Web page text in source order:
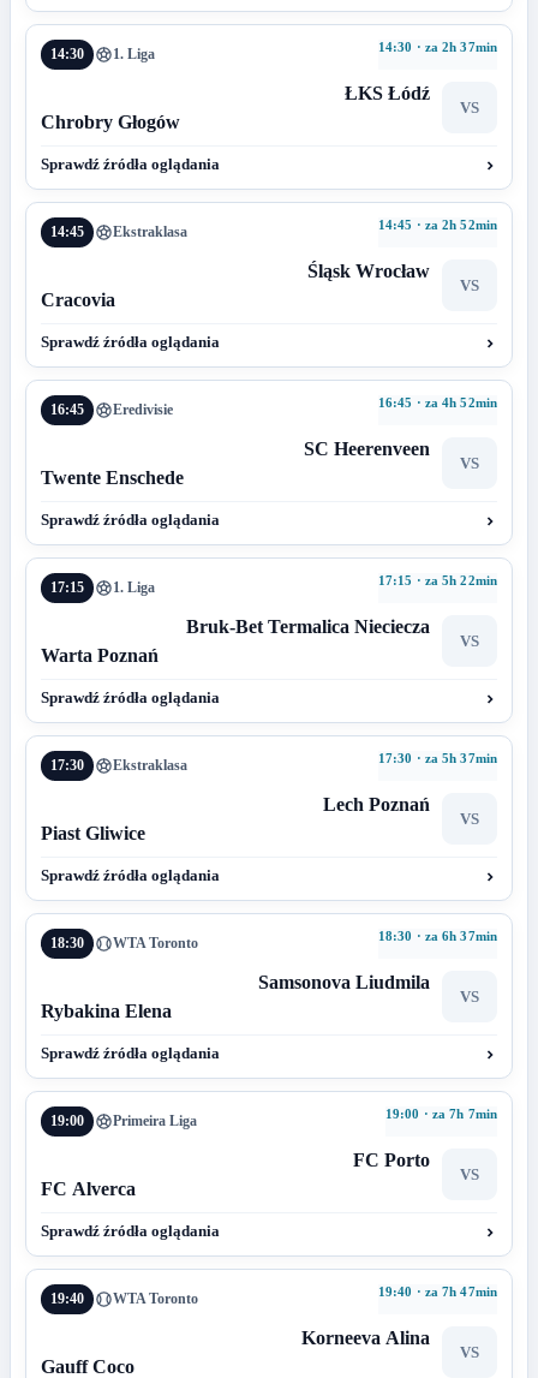
14:30 1. Liga 14:30 · za 2h 37min
ŁKS Łódź
VS
Chrobry Głogów
Sprawdź źródła oglądania
14:45 Ekstraklasa 14:45 · za 2h 52min
Śląsk Wrocław
VS
Cracovia
Sprawdź źródła oglądania
16:45 Eredivisie 16:45 · za 4h 52min
SC Heerenveen
VS
Twente Enschede
Sprawdź źródła oglądania
17:15 1. Liga 17:15 · za 5h 22min
Bruk-Bet Termalica Nieciecza
VS
Warta Poznań
Sprawdź źródła oglądania
17:30 Ekstraklasa 17:30 · za 5h 37min
Lech Poznań
VS
Piast Gliwice
Sprawdź źródła oglądania
18:30 WTA Toronto 18:30 · za 6h 37min
Samsonova Liudmila
VS
Rybakina Elena
Sprawdź źródła oglądania
19:00 Primeira Liga 19:00 · za 7h 7min
FC Porto
VS
FC Alverca
Sprawdź źródła oglądania
19:40 WTA Toronto 19:40 · za 7h 47min
Korneeva Alina
VS
Gauff Coco